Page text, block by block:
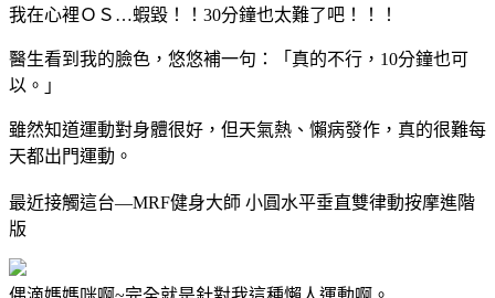
我在心裡ＯＳ…蝦毀！！30分鐘也太難了吧！！！
醫生看到我的臉色，悠悠補一句：「真的不行，10分鐘也可
以。」
雖然知道運動對身體很好，但天氣熱、懶病發作，真的很難每
天都出門運動。
最近接觸這台—MRF健身大師 ⼩圓⽔平垂直雙律動按摩進階
版